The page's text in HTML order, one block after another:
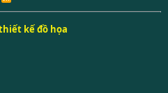
kế đồ họa